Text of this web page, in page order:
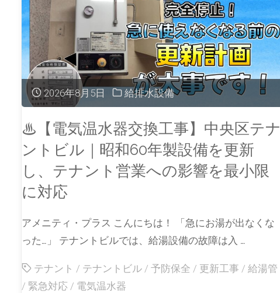
2026年8月5日 給排水設備
♨【電気温水器交換工事】中央区テナ
ントビル｜昭和60年製設備を更新
し、テナント営業への影響を最小限
に対応
アメニティ・プラス こんにちは！ 「急にお湯が出なくな
った…」 テナントビルでは、給湯設備の故障は入 …
テナント / テナントビル/ 予防保全 / 更新工事 / 給湯管
/ 緊急対応 / 電気温水器